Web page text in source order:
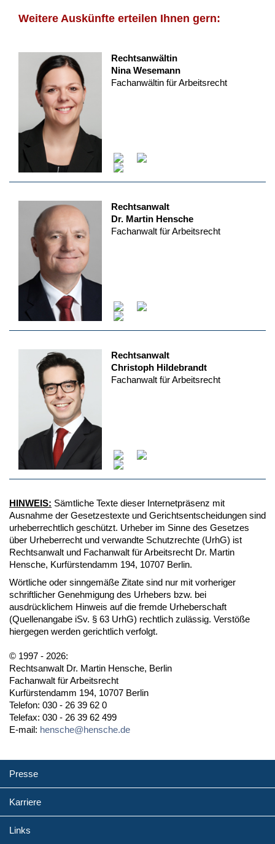
Weitere Auskünfte erteilen Ihnen gern:
Rechtsanwältin
Nina Wesemann
Fachanwältin für Arbeitsrecht
Rechtsanwalt
Dr. Martin Hensche
Fachanwalt für Arbeitsrecht
Rechtsanwalt
Christoph Hildebrandt
Fachanwalt für Arbeitsrecht
HINWEIS: Sämtliche Texte dieser Internetpräsenz mit
Ausnahme der Gesetzestexte und Gerichtsentscheidungen sind
urheberrechtlich geschützt. Urheber im Sinne des Gesetzes
über Urheberrecht und verwandte Schutzrechte (UrhG) ist
Rechtsanwalt und Fachanwalt für Arbeitsrecht Dr. Martin
Hensche, Kurfürstendamm 194, 10707 Berlin.
Wörtliche oder sinngemäße Zitate sind nur mit vorheriger
schriftlicher Genehmigung des Urhebers bzw. bei
ausdrücklichem Hinweis auf die fremde Urheberschaft
(Quellenangabe iSv. § 63 UrhG) rechtlich zulässig. Verstöße
hiergegen werden gerichtlich verfolgt.
© 1997 - 2026:
Rechtsanwalt Dr. Martin Hensche, Berlin
Fachanwalt für Arbeitsrecht
Kurfürstendamm 194, 10707 Berlin
Telefon: 030 - 26 39 62 0
Telefax: 030 - 26 39 62 499
E-mail: hensche@hensche.de
Presse
Karriere
Links